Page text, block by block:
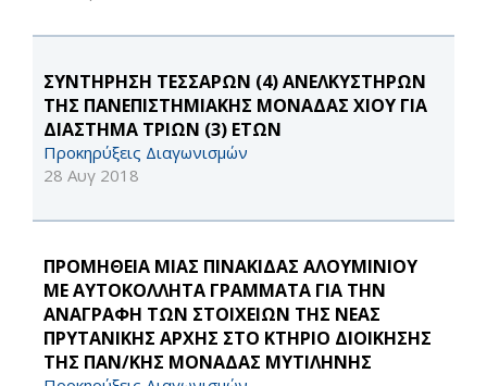
ΣΥΝΤΗΡΗΣΗ ΤΕΣΣΑΡΩΝ (4) ΑΝΕΛΚΥΣΤΗΡΩΝ
ΤΗΣ ΠΑΝΕΠΙΣΤΗΜΙΑΚΗΣ ΜΟΝΑΔΑΣ ΧΙΟΥ ΓΙΑ
ΔΙΑΣΤΗΜΑ ΤΡΙΩΝ (3) ΕΤΩΝ
Προκηρύξεις Διαγωνισμών
28 Αυγ 2018
ΠΡΟΜΗΘΕΙΑ ΜΙΑΣ ΠΙΝΑΚΙΔΑΣ ΑΛΟΥΜΙΝΙΟΥ
ΜΕ ΑΥΤΟΚΟΛΛΗΤΑ ΓΡΑΜΜΑΤΑ ΓΙΑ ΤΗΝ
ΑΝΑΓΡΑΦΗ ΤΩΝ ΣΤΟΙΧΕΙΩΝ ΤΗΣ ΝΕΑΣ
ΠΡΥΤΑΝΙΚΗΣ ΑΡΧΗΣ ΣΤΟ ΚΤΗΡΙΟ ΔΙΟΙΚΗΣΗΣ
ΤΗΣ ΠΑΝ/ΚΗΣ ΜΟΝΑΔΑΣ ΜΥΤΙΛΗΝΗΣ